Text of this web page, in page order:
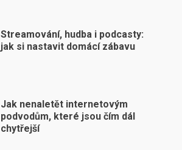
Streamování, hudba i podcasty:
jak si nastavit domácí zábavu
Jak nenaletět internetovým
podvodům, které jsou čím dál
chytřejší